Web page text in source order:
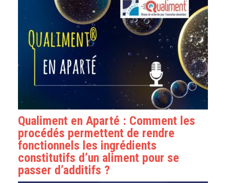
Qualiment en Aparté : Comment les
procédés permettent de rendre
fonctionnels les ingrédients
constitutifs d’un aliment pour se
passer d’additifs ?